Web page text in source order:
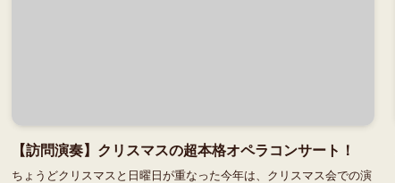
【訪問演奏】クリスマスの超本格オペラコンサート！
ちょうどクリスマスと日曜日が重なった今年は、クリスマス会での演